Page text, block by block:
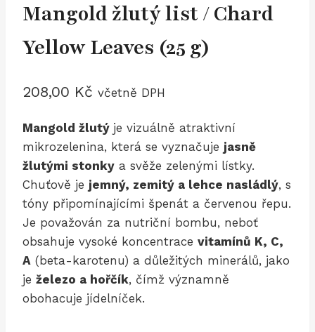
Mangold žlutý list / Chard
Yellow Leaves (25 g)
208,00 Kč včetně DPH
Mangold žlutý je vizuálně atraktivní
mikrozelenina, která se vyznačuje jasně
žlutými stonky a svěže zelenými lístky.
Chuťově je jemný, zemitý a lehce nasládlý, s
tóny připomínajícími špenát a červenou řepu.
Je považován za nutriční bombu, neboť
obsahuje vysoké koncentrace vitamínů K, C,
A (beta-karotenu) a důležitých minerálů, jako
je železo a hořčík, čímž významně
obohacuje jídelníček.